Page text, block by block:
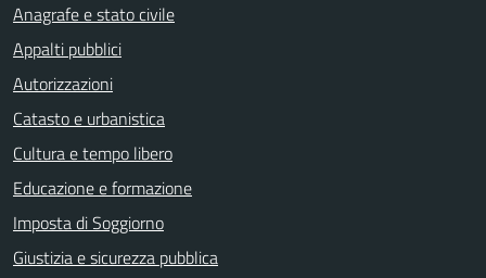
Anagrafe e stato civile
Appalti pubblici
Autorizzazioni
Catasto e urbanistica
Cultura e tempo libero
Educazione e formazione
Imposta di Soggiorno
Giustizia e sicurezza pubblica